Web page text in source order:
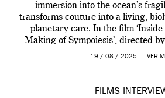
immersion into the ocean’s
transforms couture into a living,
planetary care. In the film
Making of Sympoiesis’, directed
the sacred space where Iris
19 / 08 / 2025 — VER
FILMS